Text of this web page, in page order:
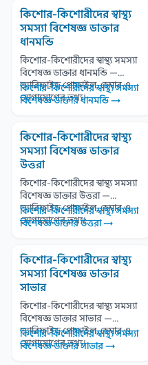
কিশোর-কিশোরীদের স্বাস্থ্য
সমস্যা বিশেষজ্ঞ ডাক্তার
ধানমন্ডি
কিশোর-কিশোরীদের স্বাস্থ্য সমস্যা
বিশেষজ্ঞ ডাক্তার ধানমন্ডি —
ভ্যারিফাইড প্রোফাইল, চেম্বার ও
যোগাযোগের তথ্য।
কিশোর-কিশোরীদের স্বাস্থ্য সমস্যা
বিশেষজ্ঞ ডাক্তার ধানমন্ডি →
কিশোর-কিশোরীদের স্বাস্থ্য
সমস্যা বিশেষজ্ঞ ডাক্তার
উত্তরা
কিশোর-কিশোরীদের স্বাস্থ্য সমস্যা
বিশেষজ্ঞ ডাক্তার উত্তরা —
ভ্যারিফাইড প্রোফাইল, চেম্বার ও
যোগাযোগের তথ্য।
কিশোর-কিশোরীদের স্বাস্থ্য সমস্যা
বিশেষজ্ঞ ডাক্তার উত্তরা →
কিশোর-কিশোরীদের স্বাস্থ্য
সমস্যা বিশেষজ্ঞ ডাক্তার
সাভার
কিশোর-কিশোরীদের স্বাস্থ্য সমস্যা
বিশেষজ্ঞ ডাক্তার সাভার —
ভ্যারিফাইড প্রোফাইল, চেম্বার ও
যোগাযোগের তথ্য।
কিশোর-কিশোরীদের স্বাস্থ্য সমস্যা
বিশেষজ্ঞ ডাক্তার সাভার →